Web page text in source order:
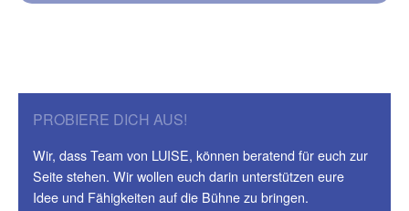
PROBIERE DICH AUS!
Wir, dass Team von LUISE, können beratend für euch zur
Seite stehen. Wir wollen euch darin unterstützen eure
Idee und Fähigkeiten auf die Bühne zu bringen.